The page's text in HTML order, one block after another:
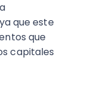
que este
que
capitales